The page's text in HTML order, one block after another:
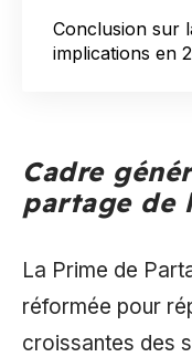
Conclusion sur
implications en
Cadre
partage de
La Prime de
réformée pour
croissantes des